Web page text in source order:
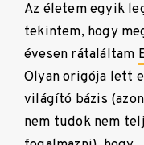
Az életem egyik
tekintem, hogy
évesen rátaláltam
Olyan origója lett
világító bázis
nem tudok nem